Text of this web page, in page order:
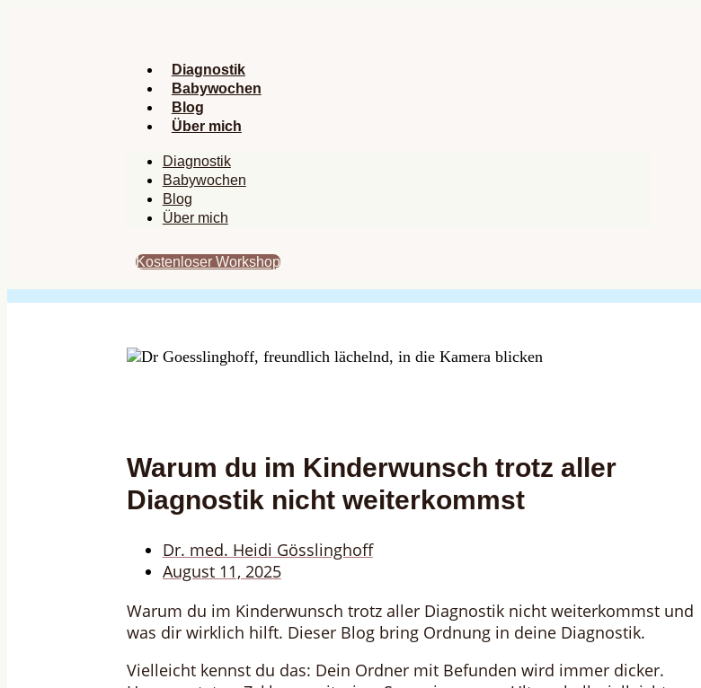
Diagnostik
Babywochen
Blog
Über mich
Diagnostik
Babywochen
Blog
Über mich
Kostenloser Workshop
Warum du im Kinderwunsch trotz aller
Diagnostik nicht weiterkommst
Dr. med. Heidi Gösslinghoff
August 11, 2025
Warum du im Kinderwunsch trotz aller Diagnostik nicht weiterkommst und
was dir wirklich hilft. Dieser Blog bring Ordnung in deine Diagnostik.
Vielleicht kennst du das: Dein Ordner mit Befunden wird immer dicker.